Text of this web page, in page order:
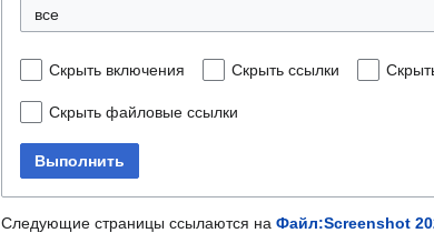
все
Скрыть включения Скрыть ссылки
Скрыть файловые ссылки
Выполнить
Следующие страницы ссылаются на Файл:Screenshot